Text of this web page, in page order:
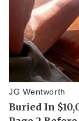
Tư vấn luật